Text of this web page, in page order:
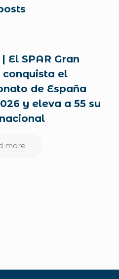
El SPAR Gran
conquista el
de España
y eleva a 55 su
more